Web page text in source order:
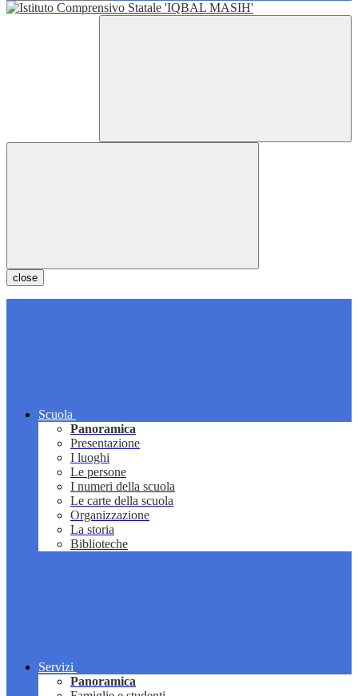
close
Scuola
Panoramica
Presentazione
I luoghi
Le persone
I numeri della scuola
Le carte della scuola
Organizzazione
La storia
Biblioteche
Servizi
Panoramica